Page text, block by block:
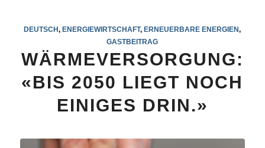
DEUTSCH, ENERGIEWIRTSCHAFT, ERNEUERBARE ENERGIEN,
GASTBEITRAG
WÄRMEVERSORGUNG:
«BIS 2050 LIEGT NOCH
EINIGES DRIN.»